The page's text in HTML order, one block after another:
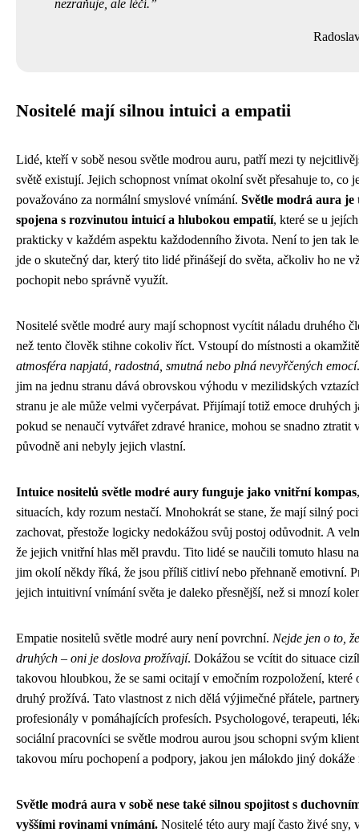
nezraňuje, ale léčí.
Nositelé mají silnou intuici a empatii
Lidé, kteří v sobě nesou světle modrou auru, patří mezi ty
světě existují. Jejich schopnost vnímat okolní svět přesahuje to, co
považováno za normální smyslové vnímání. Světle modrá aura je
spojena s rozvinutou intuicí a hlubokou empatií, které se u
prakticky v každém aspektu každodenního života. Není to jen tak
jde o skutečný dar, který tito lidé přinášejí do světa, ačkoliv ho ne
pochopit nebo správně využít.
Nositelé světle modré aury mají schopnost vycítit náladu druhého
než tento člověk stihne cokoliv říct. Vstoupí do místnosti a
atmosféra napjatá, radostná, smutná nebo plná nevyřčených emocí
jim na jednu stranu dává obrovskou výhodu v mezilidských
stranu je ale může velmi vyčerpávat. Přijímají totiž emoce druhých
pokud se nenaučí vytvářet zdravé hranice, mohou se snadno ztratit
původně ani nebyly jejich vlastní.
Intuice nositelů světle modré aury funguje jako vnitřní kompas
situacích, kdy rozum nestačí. Mnohokrát se stane, že mají silný
zachovat, přestože logicky nedokážou svůj postoj odůvodnit. A
že jejich vnitřní hlas měl pravdu. Tito lidé se naučili tomuto hlasu
jim okolí někdy říká, že jsou příliš citliví nebo přehnaně emotivní.
jejich intuitivní vnímání světa je daleko přesnější, než si mnozí
Empatie nositelů světle modré aury není povrchní. Nejde jen o to,
druhých – oni je doslova prožívají. Dokážou se vcítit do situace
takovou hloubkou, že se sami ocitají v emočním rozpoložení, které
druhý prožívá. Tato vlastnost z nich dělá výjimečné přátele,
profesionály v pomáhajících profesích. Psychologové, terapeuti,
sociální pracovníci se světle modrou aurou jsou schopni svým
takovou míru pochopení a podpory, jakou jen málokdo jiný dokáže
Světle modrá aura v sobě nese také silnou spojitost s
vyššími rovinami vnímání. Nositelé této aury mají často živé sny,